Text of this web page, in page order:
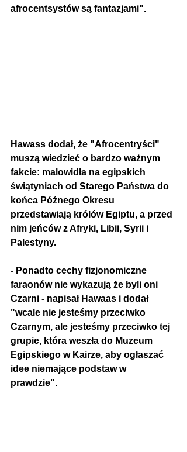
afrocentsystów są fantazjami".
Hawass dodał, że "Afrocentryści"
muszą wiedzieć o bardzo ważnym
fakcie: malowidła na egipskich
świątyniach od Starego Państwa do
końca Późnego Okresu
przedstawiają królów Egiptu, a przed
nim jeńców z Afryki, Libii, Syrii i
Palestyny.
- Ponadto cechy fizjonomiczne
faraonów nie wykazują że byli oni
Czarni - napisał Hawaas i dodał
"wcale nie jesteśmy przeciwko
Czarnym, ale jesteśmy przeciwko tej
grupie, która weszła do Muzeum
Egipskiego w Kairze, aby ogłaszać
idee niemające podstaw w
prawdzie".